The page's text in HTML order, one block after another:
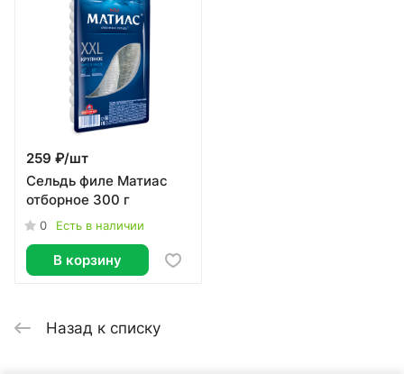
259 ₽/шт
Сельдь филе Матиас
отборное 300 г
0 Есть в наличии
В корзину
Назад к списку